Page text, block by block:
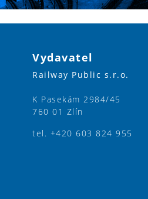
Vydavatel
Railway Public s.r.o.
K Pasekám 2984/45
760 01 Zlín
tel. +420 603 824 955